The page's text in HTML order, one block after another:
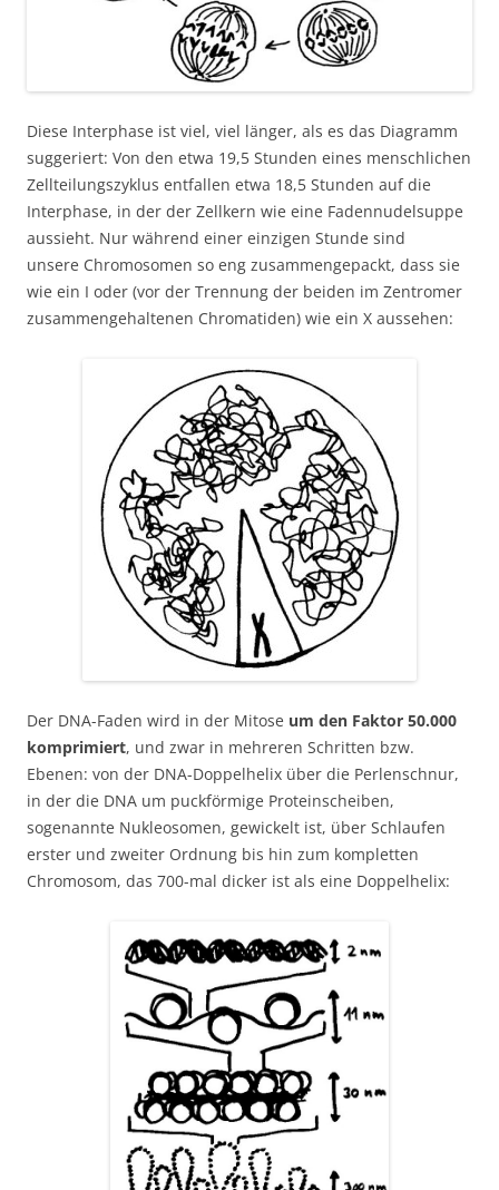
Diese Interphase ist viel, viel länger, als es das Diagramm
suggeriert: Von den etwa 19,5 Stunden eines menschlichen
Zellteilungszyklus entfallen etwa 18,5 Stunden auf die
Interphase, in der der Zellkern wie eine Fadennudelsuppe
aussieht. Nur während einer einzigen Stunde sind
unsere Chromosomen so eng zusammengepackt, dass sie
wie ein I oder (vor der Trennung der beiden im Zentromer
zusammengehaltenen Chromatiden) wie ein X aussehen:
Der DNA-Faden wird in der Mitose um den Faktor 50.000
komprimiert, und zwar in mehreren Schritten bzw.
Ebenen: von der DNA-Doppelhelix über die Perlenschnur,
in der die DNA um puckförmige Proteinscheiben,
sogenannte Nukleosomen, gewickelt ist, über Schlaufen
erster und zweiter Ordnung bis hin zum kompletten
Chromosom, das 700-mal dicker ist als eine Doppelhelix: